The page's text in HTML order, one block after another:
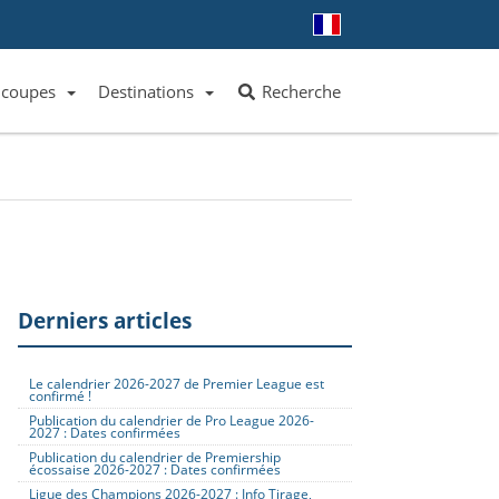
Destinations Recherche
Derniers articles
Le calendrier 2026-2027 de Premier League est
confirmé !
Publication du calendrier de Pro League 2026-
2027 : Dates confirmées
Publication du calendrier de Premiership
écossaise 2026-2027 : Dates confirmées
Ligue des Champions 2026-2027 : Info Tirage,